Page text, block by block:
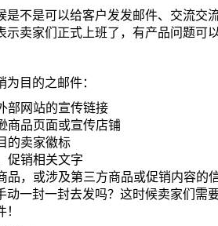
是不是可以给客户发发邮件、交流交
示卖家们正式上班了，有产品问题可
目的之邮件：
部网站的宣传链接
商品页面或宣传店铺
的卖家徽标
促销相关文字
品，或涉及第三方商品或促销内容的
动一封一封去发吗？这时候卖家们需